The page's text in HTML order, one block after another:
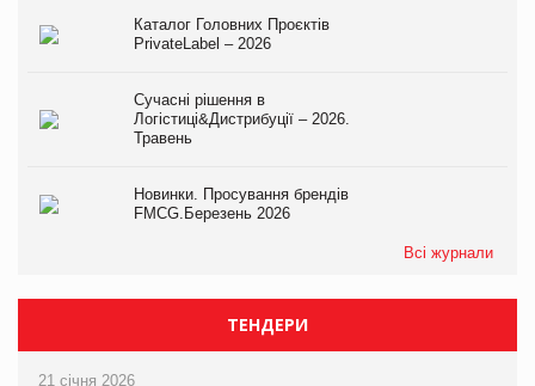
Каталог Головних Проєктів
PrivateLabel – 2026
Сучасні рішення в
Логістиці&Дистрибуції – 2026.
Травень
Новинки. Просування брендів
FMCG.Березень 2026
Всі журнали
ТЕНДЕРИ
21 січня 2026